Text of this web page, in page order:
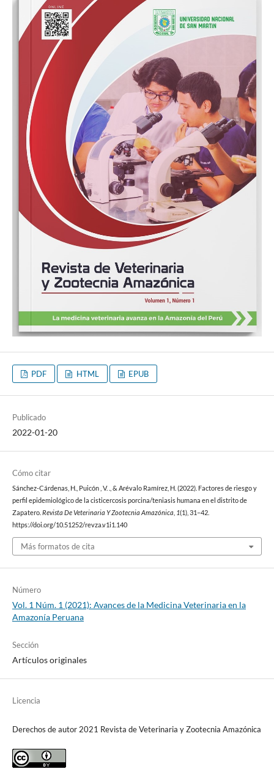
PDF HTML EPUB
Publicado
2022-01-20
Cómo citar
Sánchez-Cárdenas, H., Puicón , V. ., & Arévalo Ramírez, H. (2022). Factores de riesgo y
perfil epidemiológico de la cisticercosis porcina/teniasis humana en el distrito de
Zapatero. Revista De Veterinaria Y Zootecnia Amazónica 1(1), 31–42.
https://doi.org/10.51252/revza.v1i1.140
Más formatos de cita
Número
Vol. 1 Núm. 1 (2021): Avances de la Medicina Veterinaria en la
Amazonía Peruana
Sección
Artículos originales
Licencia
Derechos de autor 2021 Revista de Veterinaria y Zootecnia Amazónica